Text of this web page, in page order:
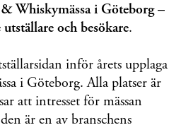
Whiskymässa i Göteborg –
och besökare.
inför årets upplaga
i Göteborg. Alla platser är
att intresset för mässan
är en av branschens